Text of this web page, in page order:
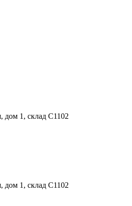
дом 1, склад С1102
дом 1, склад С1102